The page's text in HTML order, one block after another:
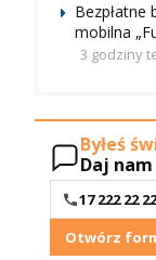
Bezpłatne
mobilna
3 godziny
Byłeś
Daj
17 222 22 22
Otwórz